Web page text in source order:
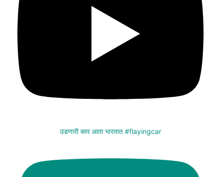
उडणारी कार आता भारतात #flayingcar